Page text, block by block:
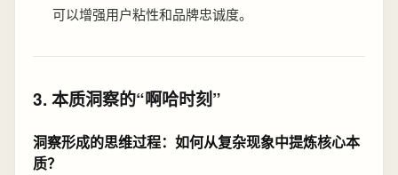
可以增强用户粘性和品牌忠诚度。
3. 本质洞察的“啊哈时刻”
洞察形成的思维过程：如何从复杂现象中提炼核心本
质？